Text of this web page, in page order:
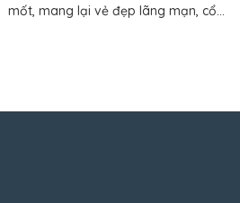
mốt, mang lại vẻ đẹp lãng mạn, cổ...